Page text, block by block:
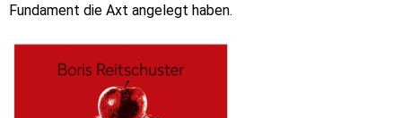
Fundament die Axt angelegt haben.